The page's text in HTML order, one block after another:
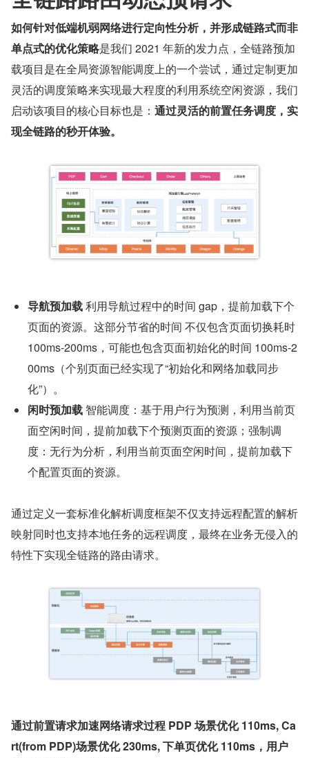
如何针对低端机弱网络进行定向性分析，并形成链路式而非
单点式的优化策略是我们 2021 年新的发力点，全链路预加
载项目是在全局资源智能调度上的一个尝试，通过定制更加
灵活的调度策略来实现最大程度的利用系统空闲资源，我们
启动该项目的核心目标也是： 通过灵活的前置任务调度，实
现全链路的秒开体验。
导航预加载 利用导航过程中的时间 gap，提前加载下个
页面的资源。这部分节省的时间 不仅包含页面切换耗时
100ms-200ms，可能也包含页面初始化的时间 100ms-2
00ms（个别页面已经实现了“初始化和网络加载同步
化”）。
闲时预加载 智能调度：基于用户行为预测，利用当前页
面空闲时间，提前加载下个预测页面的资源；强制调
度：无行为分析，利用当前页面空闲时间，提前加载下
个配置页面的资源。
通过定义一套标准化解析调度框架不仅支持远程配置的解析
映射同时也支持本地任务的远程调度，最终在业务无侵入的
特性下实现全链路的路由请求。
通过前置请求加速网络请求过程 PDP 场景优化 110ms, Ca
rt(from PDP)场景优化 230ms, 下单页优化 110ms，用户